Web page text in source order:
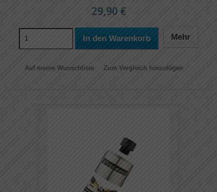
29,90 €
In den Warenkorb Mehr
Auf meine Wunschliste Zum Vergleich hinzufügen